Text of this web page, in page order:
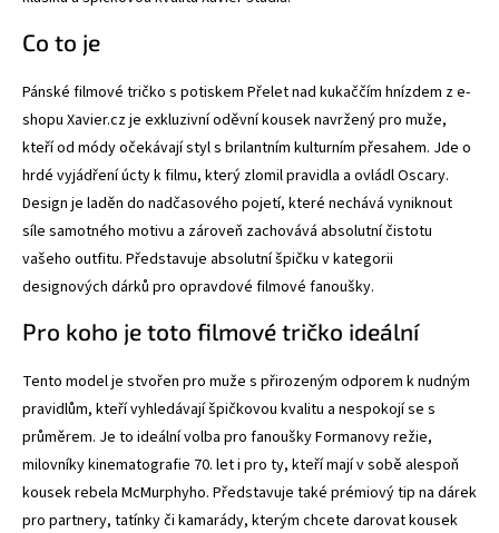
Co to je
Pánské filmové tričko s potiskem Přelet nad kukaččím hnízdem z e-
shopu Xavier.cz je exkluzivní oděvní kousek navržený pro muže,
kteří od módy očekávají styl s brilantním kulturním přesahem. Jde o
hrdé vyjádření úcty k filmu, který zlomil pravidla a ovládl Oscary.
Design je laděn do nadčasového pojetí, které nechává vyniknout
síle samotného motivu a zároveň zachovává absolutní čistotu
vašeho outfitu. Představuje absolutní špičku v kategorii
designových dárků pro opravdové filmové fanoušky.
Pro koho je toto filmové tričko ideální
Tento model je stvořen pro muže s přirozeným odporem k nudným
pravidlům, kteří vyhledávají špičkovou kvalitu a nespokojí se s
průměrem. Je to ideální volba pro fanoušky Formanovy režie,
milovníky kinematografie 70. let i pro ty, kteří mají v sobě alespoň
kousek rebela McMurphyho. Představuje také prémiový tip na dárek
pro partnery, tatínky či kamarády, kterým chcete darovat kousek